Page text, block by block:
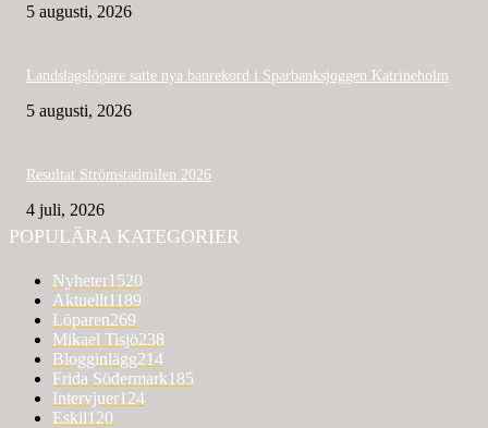
5 augusti, 2026
Landslagslöpare satte nya banrekord i Sparbanksjoggen Katrineholm
5 augusti, 2026
Resultat Strömstadmilen 2026
4 juli, 2026
POPULÄRA KATEGORIER
Nyheter1520
Aktuellt1189
Löparen269
Mikael Tisjö238
Blogginlägg214
Frida Södermark185
Intervjuer124
Eskil120